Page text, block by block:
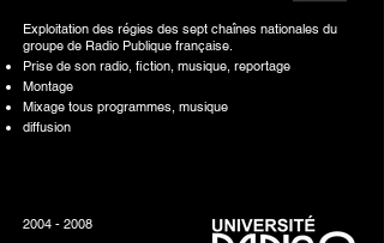
Exploitation des régies des sept chaînes nationales du
groupe de Radio Publique française.
Prise de son radio, fiction, musique, reportage
Montage
Mixage tous programmes, musique
diffusion
2004 - 2008